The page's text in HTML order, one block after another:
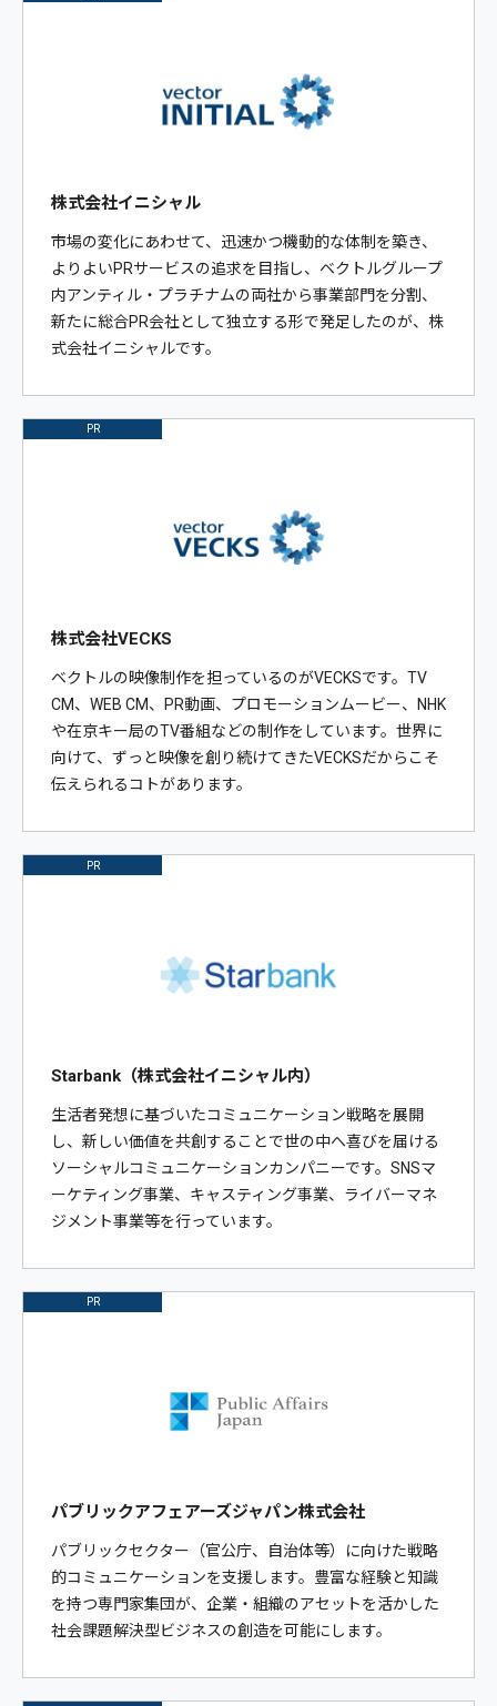
株式会社イニシャル
市場の変化にあわせて、迅速かつ機動的な体制を築き、
よりよいPRサービスの追求を目指し、ベクトルグループ
内アンティル・プラチナムの両社から事業部門を分割、
新たに総合PR会社として独立する形で発足したのが、株
式会社イニシャルです。
PR
株式会社VECKS
ベクトルの映像制作を担っているのがVECKSです。TV
CM、WEB CM、PR動画、プロモーションムービー、NHK
や在京キー局のTV番組などの制作をしています。世界に
向けて、ずっと映像を創り続けてきたVECKSだからこそ
伝えられるコトがあります。
PR
Starbank（株式会社イニシャル内）
生活者発想に基づいたコミュニケーション戦略を展開
し、新しい価値を共創することで世の中へ喜びを届ける
ソーシャルコミュニケーションカンパニーです。SNSマ
ーケティング事業、キャスティング事業、ライバーマネ
ジメント事業等を行っています。
PR
パブリックアフェアーズジャパン株式会社
パブリックセクター（官公庁、自治体等）に向けた戦略
的コミュニケーションを支援します。豊富な経験と知識
を持つ専門家集団が、企業・組織のアセットを活かした
社会課題解決型ビジネスの創造を可能にします。